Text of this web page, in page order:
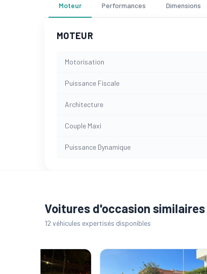
Moteur Performances Dimensions
MOTEUR
Motorisation
Puissance Fiscale
Architecture
Couple Maxi
Puissance Dynamique
Voitures d'occasion similaires
12 véhicules expertisés disponibles